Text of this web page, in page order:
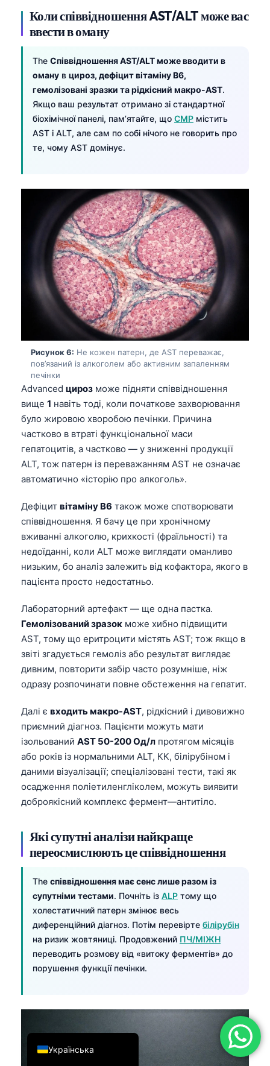
Коли співвідношення AST/ALT може вас
ввести в оману
The Співвідношення AST/ALT може вводити в
оману в цироз, дефіцит вітаміну B6,
гемолізовані зразки та рідкісний макро-AST.
Якщо ваш результат отримано зі стандартної
біохімічної панелі, пам’ятайте, що CMP містить
AST і ALT, але сам по собі нічого не говорить про
те, чому AST домінує.
Рисунок 6: Не кожен патерн, де AST переважає,
пов’язаний із алкоголем або активним запаленням
печінки
Advanced цироз може підняти співвідношення
вище 1 навіть тоді, коли початкове захворювання
було жировою хворобою печінки. Причина
частково в втраті функціональної маси
гепатоцитів, а частково — у зниженні продукції
ALT, тож патерн із переважанням AST не означає
автоматично «історію про алкоголь».
Дефіцит вітаміну B6 також може спотворювати
співвідношення. Я бачу це при хронічному
вживанні алкоголю, крихкості (фраїльності) та
недоїданні, коли ALT може виглядати оманливо
низьким, бо аналіз залежить від кофактора, якого в
пацієнта просто недостатньо.
Лабораторний артефакт — ще одна пастка.
Гемолізований зразок може хибно підвищити
AST, тому що еритроцити містять AST; тож якщо в
звіті згадується гемоліз або результат виглядає
дивним, повторити забір часто розумніше, ніж
одразу розпочинати повне обстеження на гепатит.
Далі є входить макро-AST, рідкісний і дивовижно
приємний діагноз. Пацієнти можуть мати
ізольований AST 50-200 Од/л протягом місяців
або років із нормальними ALT, КК, білірубіном і
даними візуалізації; спеціалізовані тести, такі як
осадження поліетиленгліколем, можуть виявити
доброякісний комплекс фермент—антитіло.
Які супутні аналізи найкраще
переосмислюють це співвідношення
The співвідношення має сенс лише разом із
супутніми тестами. Почніть із ALP тому що
холестатичний патерн змінює весь
диференційний діагноз. Потім перевірте білірубін
на ризик жовтяниці. Продовжений ПЧ/МІЖН
переводить розмову від «витоку ферментів» до
порушення функції печінки.
Українська
Deutsch
Français
עִבְרִית
Italiano
Español
Português
Türkçe
Română
فارسی
Български
Dansk
Nederlands
हिन्दी
Bahasa Indonesia
Հայերեն
Íslenska
Српски језик
Svenska
Azərbaycan dili
Eesti
日本語
Čeština
Русский
Lietuvių kalba
Polski
Slovenščina
Magyar
Shqip
اردو
मराठी
తెలుగు
தமிழ்
ગુજરાતી
Tiếng Việt
Tagalog
ไทย
ဗမာစာ
ភាសាខ្មែរ
አማርኛ
O‘zbekcha